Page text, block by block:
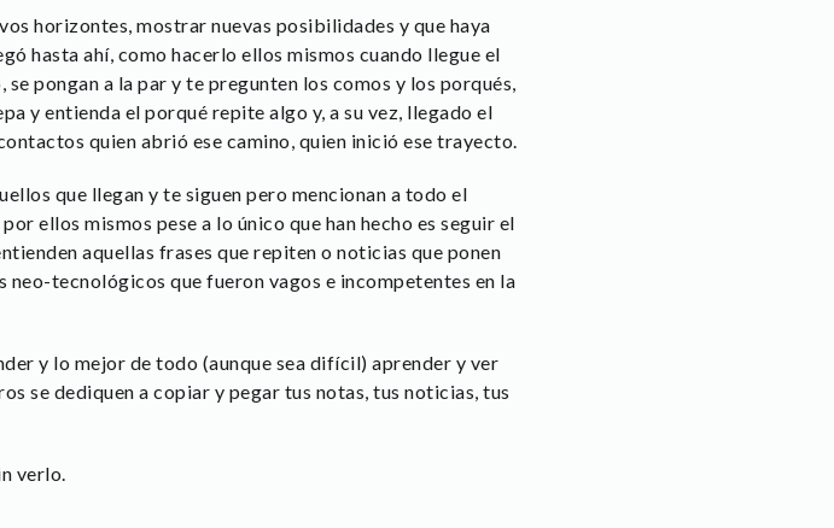
horizontes, mostrar nuevas posibilidades y que haya
hasta ahí, como hacerlo ellos mismos cuando llegue el
pongan a la par y te pregunten los comos y los porqués,
y entienda el porqué repite algo y, a su vez, llegado el
quien abrió ese camino, quien inició ese trayecto.
que llegan y te siguen pero mencionan a todo el
ellos mismos pese a lo único que han hecho es seguir el
aquellas frases que repiten o noticias que ponen
neo-tecnológicos que fueron vagos e incompetentes en la
y lo mejor de todo (aunque sea difícil) aprender y ver
se dediquen a copiar y pegar tus notas, tus noticias, tus
verlo.